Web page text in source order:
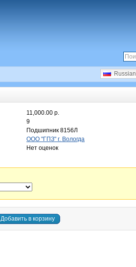
Russian
11,000.00 р.
9
Подшипник 8156Л
ООО "ГПЗ" г. Вологда
Нет оценок
Добавить в корзину